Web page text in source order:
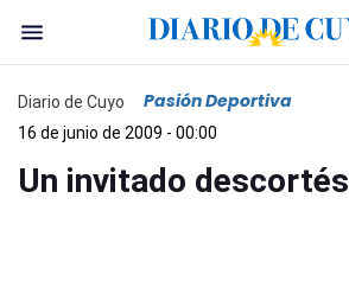
Diario de Cuyo Pasión Deportiva
16 de junio de 2009 - 00:00
Un invitado descortés